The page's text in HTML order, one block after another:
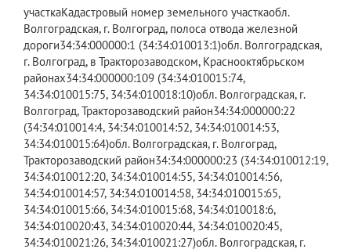
участкаКадастровый номер земельного участка​обл.
Волгоградская, г. Волгоград, полоса отвода железной
дороги34:34:000000:1 (34:34:010013:1)​обл. Волгоградская,
г. Волгоград, в Тракторозаводском, Краснооктябрьском
районах34:34:000000:109 (34:34:010015:74,
34:34:010015:75, 34:34:010018:10)​обл. Волгоградская, г.
Волгоград, Тракторозаводский район34:34:000000:22
(34:34:010014:4, 34:34:010014:52, 34:34:010014:53,
34:34:010015:64)​обл. Волгоградская, г. Волгоград,
Тракторозаводский район34:34:000000:23 (34:34:010012:19,
34:34:010012:20, 34:34:010014:55, 34:34:010014:56,
34:34:010014:57, 34:34:010014:58, 34:34:010015:65,
34:34:010015:66, 34:34:010015:68, 34:34:010018:6,
34:34:010020:43, 34:34:010020:44, 34:34:010020:45,
34:34:010021:26, 34:34:010021:27)​обл. Волгоградская, г.